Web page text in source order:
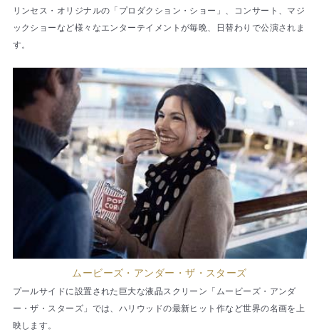
リンセス・オリジナルの「プロダクション・ショー」、コンサート、マジ
ックショーなど様々なエンターテイメントが毎晩、日替わりで公演されま
す。
ムービーズ・アンダー・ザ・スターズ
プールサイドに設置された巨大な液晶スクリーン「ムービーズ・アンダ
ー・ザ・スターズ」では、ハリウッドの最新ヒット作など世界の名画を上
映します。